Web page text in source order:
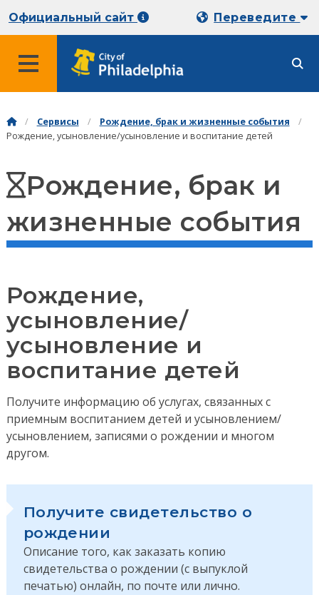
Официальный сайт Переведите
Сервисы
Рождение, брак и жизненные события
Рождение, усыновление/усыновление и воспитание детей
Рождение, брак и
жизненные события
Рождение,
усыновление/
усыновление и
воспитание детей
Получите информацию об услугах, связанных с
приемным воспитанием детей и усыновлением/
усыновлением, записями о рождении и многом
другом.
Получите свидетельство о
рождении
Описание того, как заказать копию
свидетельства о рождении (с выпуклой
печатью) онлайн, по почте или лично.